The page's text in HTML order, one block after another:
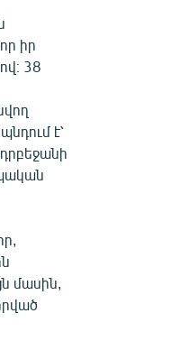
իր
38
է՝
մասին,